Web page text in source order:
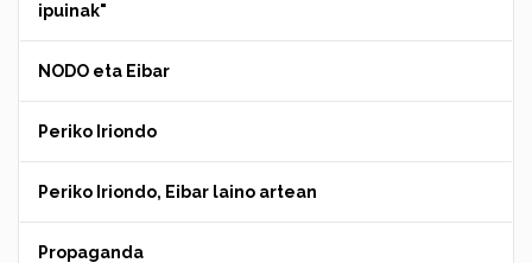
ipuinak"
NODO eta Eibar
Periko Iriondo
Periko Iriondo, Eibar laino artean
Propaganda